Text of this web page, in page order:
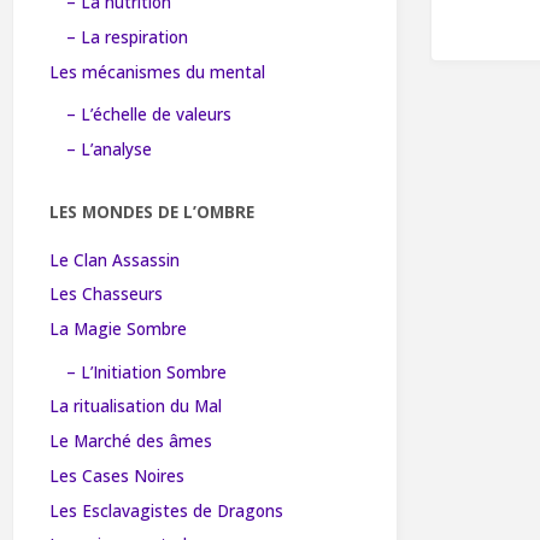
– La respiration
Les mécanismes du mental
– L’échelle de valeurs
– L’analyse
LES MONDES DE L’OMBRE
Le Clan Assassin
Les Chasseurs
La Magie Sombre
– L’Initiation Sombre
La ritualisation du Mal
Le Marché des âmes
Les Cases Noires
Les Esclavagistes de Dragons